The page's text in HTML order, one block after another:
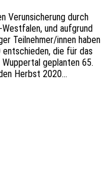
Verun­si­che­rung durch
und aufgrund
Teilnehmer/innen haben
die für das
geplan­ten 65.
Herbst 2020…